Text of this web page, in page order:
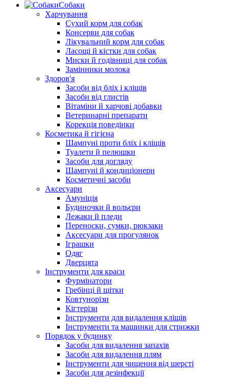
Собаки
Харчування
Сухий корм для собак
Консерви для собак
Лікувальний корм для собак
Ласощі й кістки для собак
Миски й годівниці для собак
Замінники молока
Здоров'я
Засоби від бліх і кліщів
Засоби від глистів
Вітаміни й харчові добавки
Ветеринарні препарати
Корекція поведінки
Косметика й гігієна
Шампуні проти бліх і кліщів
Туалети й пелюшки
Засоби для догляду
Шампуні й кондиціонери
Косметичні засоби
Аксесуари
Амуніція
Будиночки й вольєри
Лежаки й пледи
Переноски, сумки, рюкзаки
Аксесуари для прогулянок
Іграшки
Одяг
Дверцята
Інструменти для краси
Фурмінатори
Гребінці й щітки
Ковтунорізи
Кігтерізи
Інструменти для видалення кліщів
Інструменти та машинки для стрижки
Порядок у будинку
Засоби для видалення запахів
Засоби для видалення плям
Інструменти для чищення від шерсті
Засоби для дезінфекції